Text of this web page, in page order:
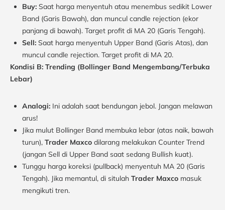
Buy: Saat harga menyentuh atau menembus sedikit Lower
Band (Garis Bawah), dan muncul candle rejection (ekor
panjang di bawah). Target profit di MA 20 (Garis Tengah).
Sell: Saat harga menyentuh Upper Band (Garis Atas), dan
muncul candle rejection. Target profit di MA 20.
Kondisi B: Trending (Bollinger Band Mengembang/Terbuka
Lebar)
Analogi: Ini adalah saat bendungan jebol. Jangan melawan
arus!
Jika mulut Bollinger Band membuka lebar (atas naik, bawah
turun), Trader Maxco dilarang melakukan Counter Trend
(jangan Sell di Upper Band saat sedang Bullish kuat).
Tunggu harga koreksi (pullback) menyentuh MA 20 (Garis
Tengah). Jika memantul, di situlah Trader Maxco masuk
mengikuti tren.